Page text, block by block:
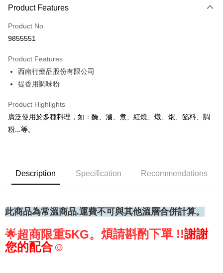
Credit Card (Full Payment)
Apple Pay
• 付款後全家取貨
NT$60/order | Free shipping on orders of NT$699 or more
• 付款後7-11取貨
NT$60/order | Free shipping on orders of NT$699 or more
(請點開選項勾選)
Product Features
Product No.
9855551
Product Features
西南行藥品股份有限公司
提香用調味粉
Product Highlights
廣泛使用於多種料理，如：醃、滷、煮、紅燒、燉、煨、餡料、調
粉...等。
Description Specification Recommendations
此商品為常溫商品.運費不可與其他溫層合併計算。
🌟超商限重5KG。 煩請斟酌下單 !!謝謝
您的配合☺